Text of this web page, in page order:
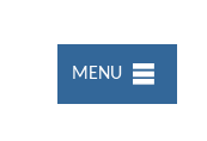
MENU